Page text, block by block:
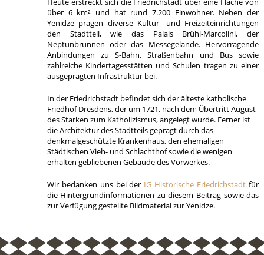
über 6 km² und hat rund 7.200 Einwohner. Neben der
Yenidze prägen diverse Kultur- und Freizeiteinrichtungen
den Stadtteil, wie das Palais Brühl-Marcolini, der
Neptunbrunnen oder das Messegelände. Hervorragende
Anbindungen zu S-Bahn, Straßenbahn und Bus sowie
zahlreiche Kindertagesstätten und Schulen tragen zu einer
ausgeprägten Infrastruktur bei.
In der Friedrichstadt befindet sich der älteste katholische
Friedhof Dresdens, der um 1721, nach dem Übertritt August
des Starken zum Katholizismus, angelegt wurde. Ferner ist
die Architektur des Stadtteils geprägt durch das
denkmalgeschützte Krankenhaus, den ehemaligen
Städtischen Vieh- und Schlachthof sowie die wenigen
erhalten gebliebenen Gebäude des Vorwerkes.
Wir bedanken uns bei der IG Historische Friedrichstadt für
die Hintergrundinformationen zu diesem Beitrag sowie das
zur Verfügung gestellte Bildmaterial zur Yenidze.